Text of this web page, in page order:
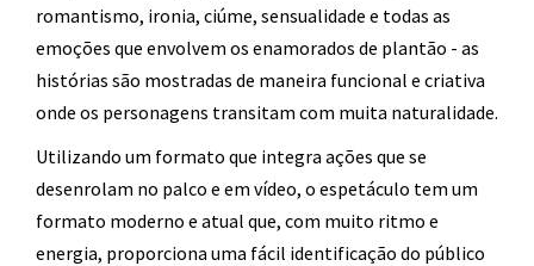
romantismo, ironia, ciúme, sensualidade e todas as
emoções que envolvem os enamorados de plantão - as
histórias são mostradas de maneira funcional e criativa
onde os personagens transitam com muita naturalidade.
Utilizando um formato que integra ações que se
desenrolam no palco e em vídeo, o espetáculo tem um
formato moderno e atual que, com muito ritmo e
energia, proporciona uma fácil identificação do público